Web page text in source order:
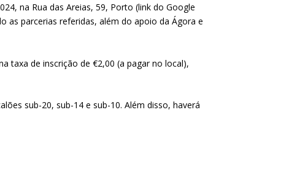
na Rua das Areias, 59, Porto (link do Google
as parcerias referidas, além do apoio da Ágora e
taxa de inscrição de €2,00 (a pagar no local),
sub-20, sub-14 e sub-10. Além disso, haverá